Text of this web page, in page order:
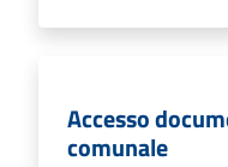
Accesso
comunale